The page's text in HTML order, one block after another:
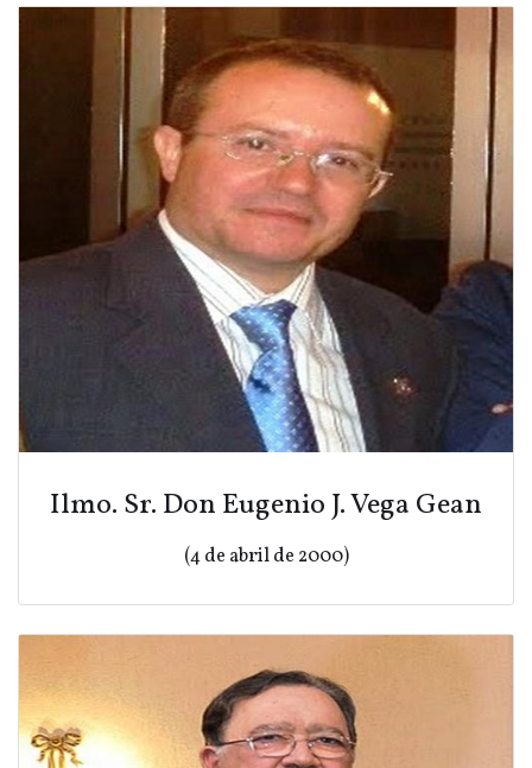
Ilmo. Sr. Don Eugenio J. Vega Gean
(4 de abril de 2000)